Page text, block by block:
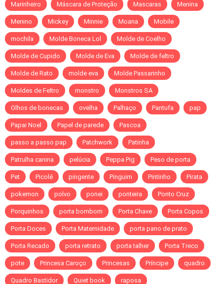
Marinheiro Máscara de Proteção Mascaras Menina
Menino Mickey Minnie Moana Mobile
mochila Molde Boneca Lol Molde de Coelho
Molde de Cupido Molde de Eva Molde de feltro
Molde de Rato molde eva Molde Passarinho
Moldes de Feltro monstro Monstros SA
Olhos de bonecas ovelha Palhaço Pantufa pap
Papai Noel Papel de parede Pascoa
passo a passo pap Patchwork Patinha
Patrulha canina pelúcia Peppa Pig Peso de porta
Pet Picolé pingente Pinguim Pintinho Pirata
pokemon polvo ponei ponteira Ponto Cruz
Porquinhos porta bombom Porta Chave Porta Copos
Porta Doces Porta Maternidade porta pano de prato
Porta Recado porta retrato porta talher Porta Treco
pote Princesa Caroço Princesas Príncipe quadro
Quadro Bastidor Quiet book raposa